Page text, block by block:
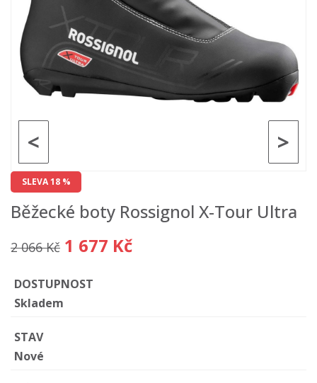
>
<
SLEVA 18 %
Běžecké boty Rossignol X-Tour Ultra
2 066 Kč 1 677 Kč
DOSTUPNOST
Skladem
STAV
Nové